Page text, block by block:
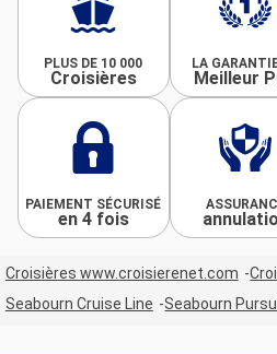
PLUS DE 10 000
Croisières
LA
Meilleur
PAIEMENT SÉCURISÉ
en 4 fois
Croisières www.croisierenet.com
Seabourn Cruise Line
Seabourn